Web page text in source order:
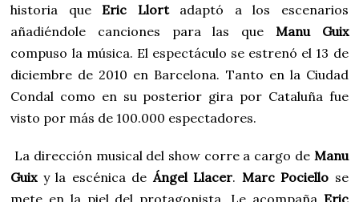
historia que Eric Llortadaptó a los escenarios
añadiéndole canciones para las que Manu Guix
compuso la música. El espectáculo se estrenó el 13 de
diciembre de 2010 en Barcelona. Tanto en la Ciudad
Condal como en su posterior gira por Cataluña fue
visto por más de 100.000 espectadores.
La dirección musical del show corre a cargo de Manu
Guixy la escénica de Ángel Llacer. Marc Pociello se
mete en la piel del protagonista. Le acompaña Eric